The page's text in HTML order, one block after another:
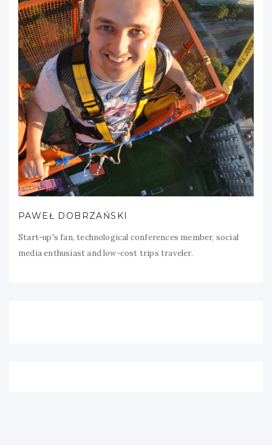
PAWEŁ DOBRZAŃSKI
Start-up's fan, technological conferences member, social
media enthusiast and low-cost trips traveler.